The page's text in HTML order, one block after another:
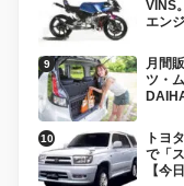
VINS
エン
月間
ツ・
トヨ
で「
【今